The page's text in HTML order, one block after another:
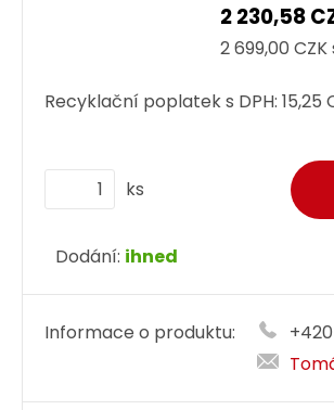
2 230,58
2 699,00 CZK
Recyklační poplatek s DPH: 15,25
ks
Dodání: ihned
Informace o produktu: